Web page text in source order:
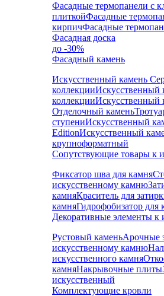
Фасадные термопанели с
плиткойФасадные
кирпичФасадные
Фасадная доска
до -30%
Фасадный камень
Искусственный камень
коллекцииИскусственный
коллекцииИскусственный
Отделочный камень
ступениИскусственный
EditionИскусственный
крупноформатный
Сопутствующие товары к
Фиксатор шва для камня
искусственному камню
камняКраситель для
камняГидрофобизатор для
Декоративные элементы к
Рустовый каменьАрочные
искусственному камню
искусственного камня
камняНакрывочные плиты
искусственный
Комплектующие кровли